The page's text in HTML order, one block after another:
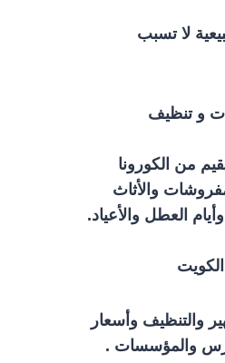
لا تسبب
و تنظيف
من الكورونا
والأثاث
والتنظيف وأسعار
والمؤسسات .